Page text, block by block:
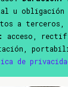
u
a
acceso,
de